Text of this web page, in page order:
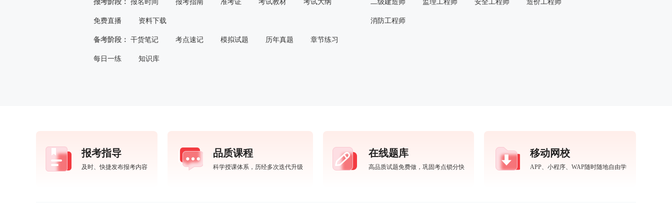
报考阶段： 报名时间 报考指南 准考证 考试教材 考试大纲
免费直播 资料下载
备考阶段： 干货笔记 考点速记 模拟试题 历年真题 章节练习
每日一练 知识库
二级建造师 监理工程师 安全工程师 造价工程师
消防工程师
报考指导
及时、快捷发布报考内容
品质课程
科学授课体系，历经多次迭代升级
在线题库
高品质试题免费做，巩固考点锁分快
移动网校
APP、小程序、WAP随时随地自由学